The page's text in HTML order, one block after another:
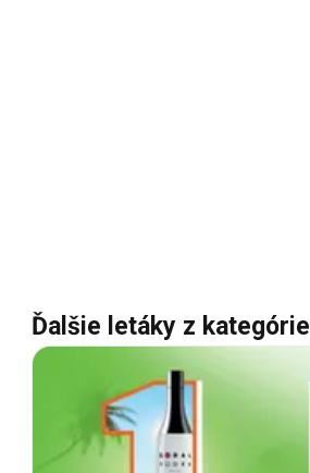
Ďalšie letáky z kategórie